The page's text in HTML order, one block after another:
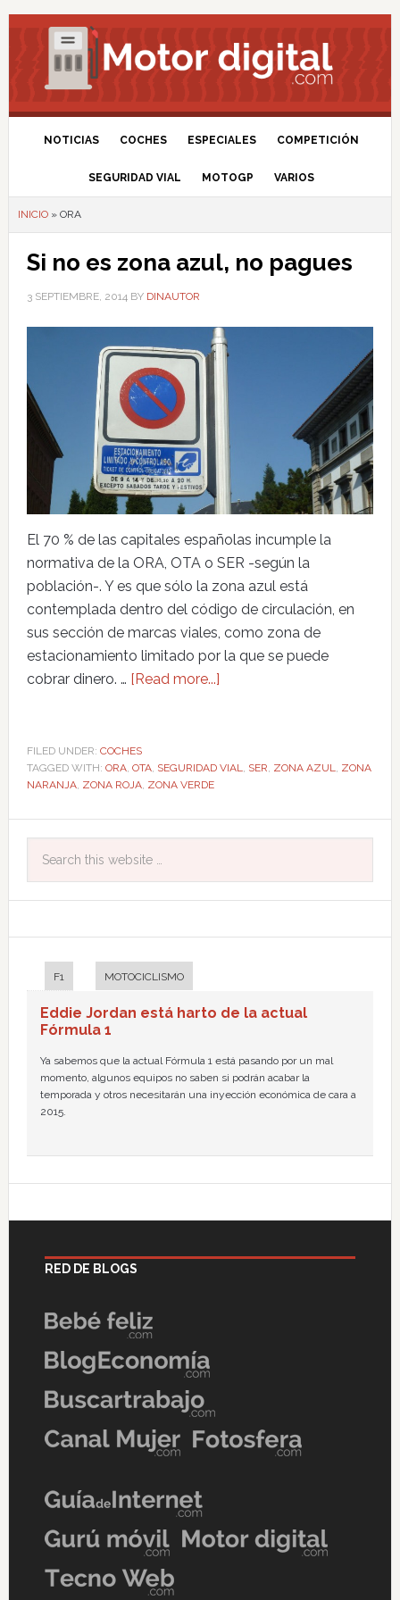
NOTICIAS COCHES ESPECIALES COMPETICIÓN
SEGURIDAD VIAL MOTOGP VARIOS
INICIO» ORA
Si no es zona azul, no pagues
3 SEPTIEMBRE, 2014BY DINAUTOR
El 70 % de las capitales españolas incumple la
normativa de la ORA, OTA o SER -según la
población-. Y es que sólo la zona azul está
contemplada dentro del código de circulación, en
sus sección de marcas viales, como zona de
estacionamiento limitado por la que se puede
cobrar dinero. … [Read more...]
FILED UNDER: COCHES
TAGGED WITH: ORA, OTA, SEGURIDAD VIAL SER ZONA AZUL
ZONA
NARANJA, ZONA ROJA, ZONA VERDE
F1 MOTOCICLISMO
Eddie Jordan está harto de la actual
Fórmula 1
Ya sabemos que la actual Fórmula 1 está pasando por un mal
momento, algunos equipos no saben si podrán acabar la
temporada y otros necesitarán una inyección económica de cara a
2015.
RED DE BLOGS